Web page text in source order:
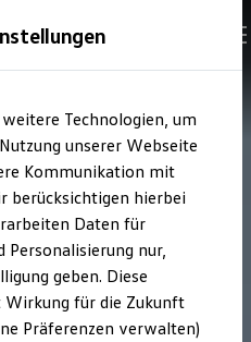
Technologien, um
unserer Webseite
Kommunikation mit
berücksichtigen hierbei
Daten für
Personalisierung nur,
geben. Diese
Wirkung für die Zukunft
Präferenzen verwalten)